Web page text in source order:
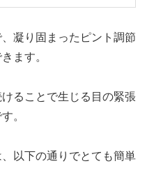
凝り固まったピント調節
ます。
ることで生じる目の緊張
。
以下の通りでとても簡単